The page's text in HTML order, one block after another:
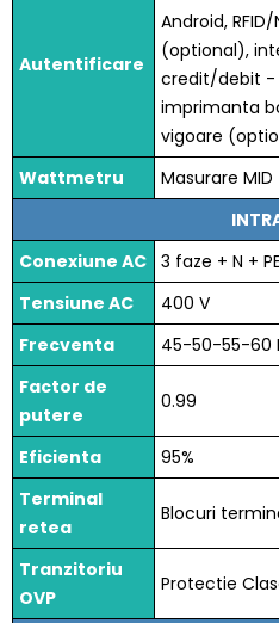
Autentificare
Android,
(optional),
credit/debit -
imprimanta
vigoare
Wattmetru
Masurare MID
Conexiune AC 3 faze + N + PE
Tensiune AC
400 V
Frecventa
45-50-55-60
Factor de
putere
0.99
Eficienta
95%
Terminal
retea
Blocuri
Tranzitoriu
OVP
Protectie